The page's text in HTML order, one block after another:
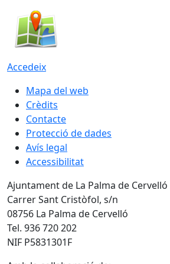
Accedeix
Mapa del web
Crèdits
Contacte
Protecció de dades
Avís legal
Accessibilitat
Ajuntament de La Palma de Cervelló
Carrer Sant Cristòfol, s/n
08756 La Palma de Cervelló
Tel. 936 720 202
NIF P5831301F